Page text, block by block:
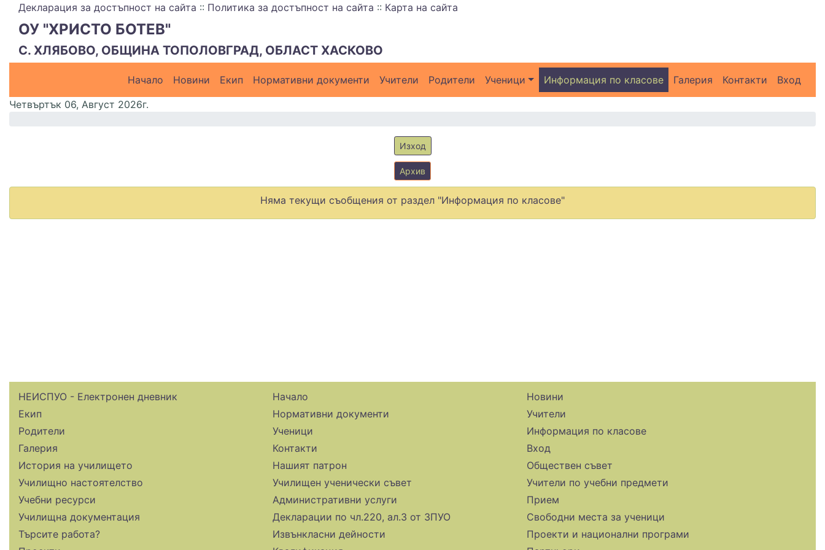
Декларация за достъпност на сайта :: Политика за достъпност на сайта :: Карта на сайта
ОУ "ХРИСТО БОТЕВ"
С. ХЛЯБОВО, ОБЩИНА ТОПОЛОВГРАД, ОБЛАСТ ХАСКОВО
меню горноНачало Новини Екип Нормативни документи Учители Родители Ученици Информация по класове Галерия Контакти
Вход
Четвъртък 06, Август 2026г.
Изход
Архив
Няма текущи съобщения от раздел "Информация по класове"
НЕИСПУО - Електронен дневник Начало
Новини
Екип
Нормативни документи
Учители
Родители
Ученици
Информация по класове
Галерия
Контакти
Вход
История на училището
Нашият патрон
Обществен съвет
Училищно настоятелство
Училищен ученически съвет
Учители по учебни предмети
Учебни ресурси
Административни услуги
Прием
Училищна документация
Декларации по чл.220, ал.3 от ЗПУО
Свободни места за ученици
Търсите работа?
Извънкласни дейности
Проекти и национални програми